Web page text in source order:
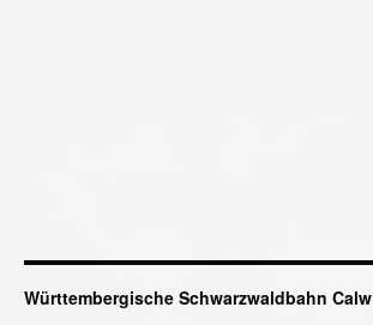
Württembergische Schwarzwaldbahn Calw